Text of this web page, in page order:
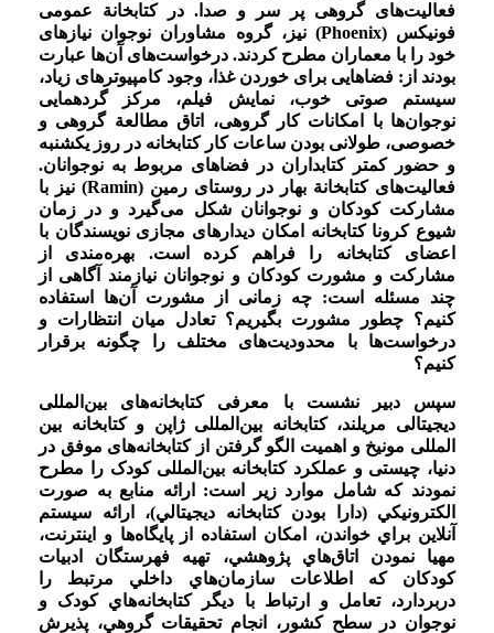
فعالیت‌های گروهی پر سر و صدا. در کتابخانة عمومی
فونیکس (Phoenix) نیز، گروه مشاوران نوجوان نیازهای
خود را با معماران مطرح کردند. درخواست‌های آن‌ها عبارت
بودند از: فضاهایی برای خوردن غذا، وجود کامپیوترهای زیاد،
سیستم صوتی خوب، نمایش فیلم، مرکز گردهمایی
نوجوان‌ها با امکانات کار گروهی، اتاق مطالعة گروهی و
خصوصی، طولانی بودن ساعات کار کتابخانه در روز یکشنبه
و حضور کمتر کتابداران در فضاهای مربوط به نوجوانان.
فعالیت‌های کتابخانة بهار در روستای رمین (Ramin) نیز با
مشارکت کودکان و نوجوانان شکل می‌گیرد و در زمان
شیوع کرونا کتابخانه امکان دیدارهای مجازی نویسندگان با
اعضای کتابخانه را فراهم کرده است. بهره‌مندی از
مشارکت و مشورت کودکان و نوجوانان نیازمند آگاهی از
چند مسئله است: چه زمانی از مشورت آن‌ها استفاده
کنیم؟ چطور مشورت بگیریم؟ تعادل میان انتظارات و
درخواست‌ها با محدودیت‌های مختلف را چگونه برقرار
کنیم؟
سپس دبیر نشست با معرفی کتابخانه‌های بین‌المللی
دیجیتالی مریلند، کتابخانه بین‌المللی ژاپن و کتابخانه بین
المللی مونیخ و اهمیت الگو گرفتن از کتابخانه‌های موفق در
دنیا، چیستی و عملکرد کتابخانه بین‌المللی کودک را مطرح
نمودند که شامل موارد زیر است: ارائه منابع به صورت
الکترونيکي (دارا بودن کتابخانه ديجيتالي)، ارائه سيستم
آنلاين براي خواندن، امکان استفاده از پايگاه‌ها و اينترنت،
مهيا نمودن اتاق‌هاي پژوهشي، تهيه فهرستگان ادبيات
کودکان که اطلاعات سازمان‌هاي داخلي مرتبط را
دربردارد، تعامل و ارتباط با ديگر کتابخانه‌هاي کودک و
نوجوان در سطح کشور، انجام تحقيقات گروهي، پذيرش